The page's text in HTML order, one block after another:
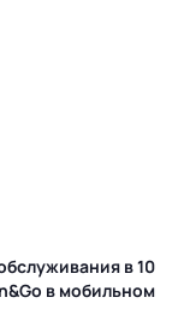
в 10
в мобильном